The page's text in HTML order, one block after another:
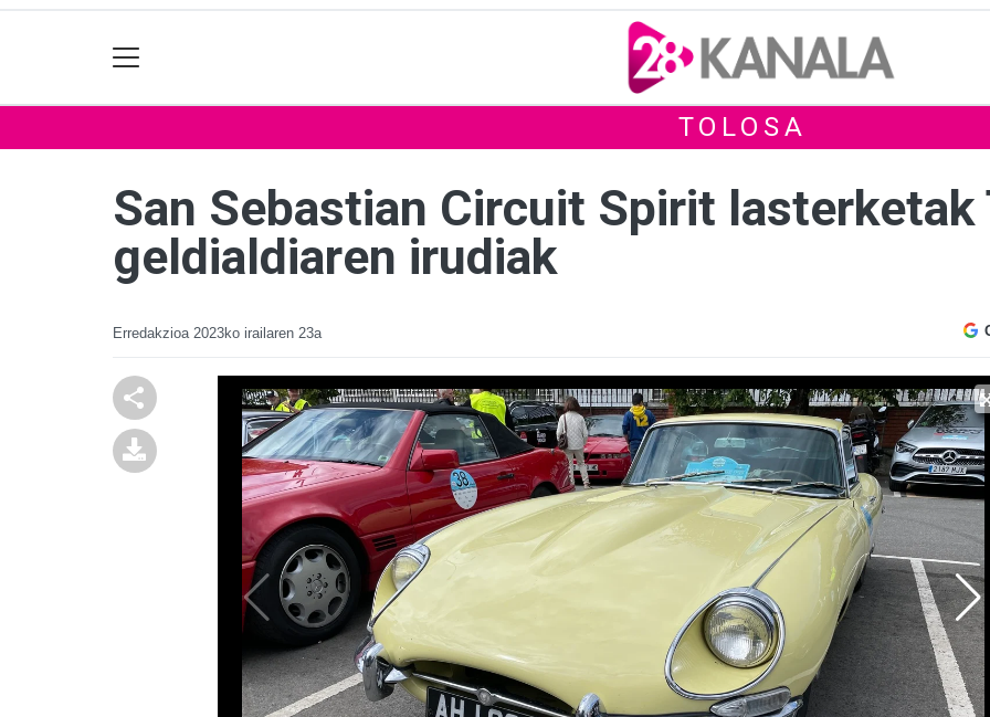
TOLOSA
San Sebastian Circuit Spirit lasterketak
geldialdiaren irudiak
Erredakzioa 2023ko irailaren 23a